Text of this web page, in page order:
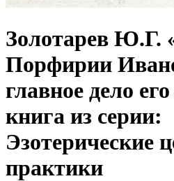
Золотарев Ю.Г.
Порфирии
главное дело
книга из серии:
Эзотерические
практики